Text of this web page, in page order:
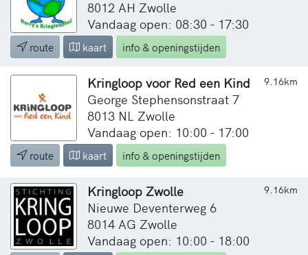
8012 AH Zwolle
Vandaag open: 08:30 - 17:30
route kaart info & openingstijden
9.16km
Kringloop voor Red een Kind
George Stephensonstraat 7
8013 NL Zwolle
Vandaag open: 10:00 - 17:00
route kaart info & openingstijden
9.16km
Kringloop Zwolle
Nieuwe Deventerweg 6
8014 AG Zwolle
Vandaag open: 10:00 - 18:00